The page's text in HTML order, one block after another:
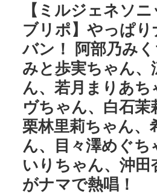
【ミルジェネソ
ブリポ】やっぱ
バン！ 阿部乃み
みと歩実ちゃん、
ん、若月まりあち
ヴちゃん、白石茉
栗林里莉ちゃん、
ん、目々澤めぐち
いりちゃん、沖田
がナマで熱唱！